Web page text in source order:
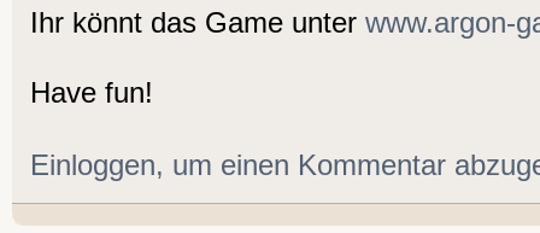
Ihr könnt das Game unter www.argon-
Have fun!
Einloggen, um einen Kommentar